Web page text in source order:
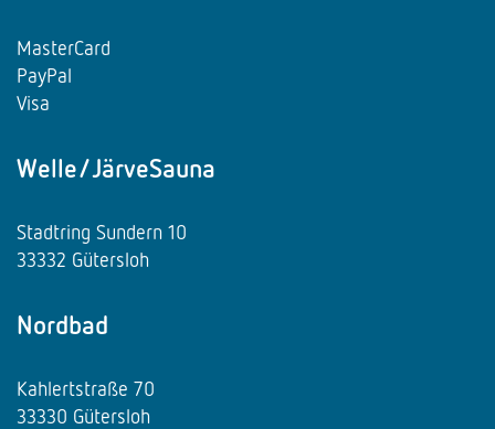
MasterCard
PayPal
Visa
Welle/JärveSauna
Stadtring Sundern 10
33332 Gütersloh
Nordbad
Kahlertstraße 70
33330 Gütersloh